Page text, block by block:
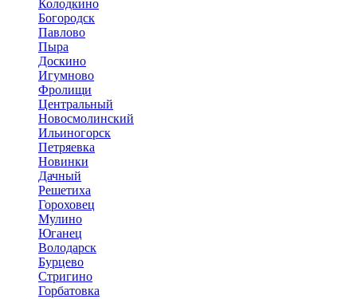
Колодкино
Богородск
Павлово
Пыра
Доскино
Игумново
Фролищи
Центральный
Новосмолинский
Ильиногорск
Петряевка
Новинки
Дачный
Решетиха
Гороховец
Мулино
Юганец
Володарск
Бурцево
Стригино
Горбатовка